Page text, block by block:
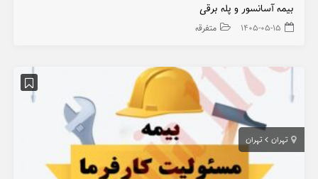
بیمه آسانسور و پله برقی
۱۴۰۵-۰۵-۱۵ متفرقه
تهران تهران